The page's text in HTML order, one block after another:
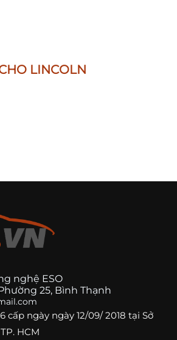
LINCOLN
nghệ ESO
25, Bình Thạnh
cấp ngày ngày 12/09/ 2018 tại Sở
HCM